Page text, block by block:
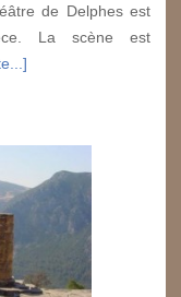
de Delphes est
La scène est